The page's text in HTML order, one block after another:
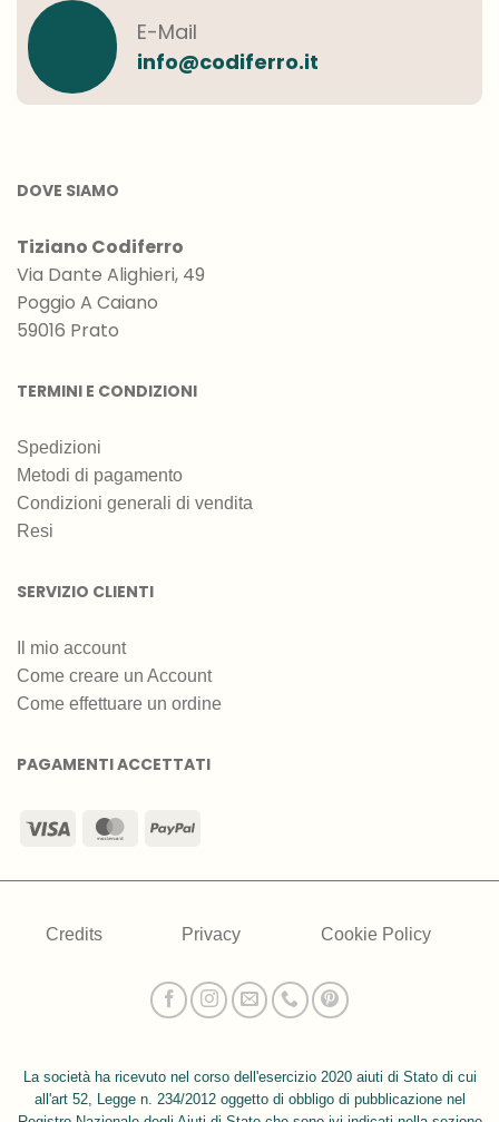
E-Mail
info@codiferro.it
DOVE SIAMO
Tiziano Codiferro
Via Dante Alighieri, 49
Poggio A Caiano
59016 Prato
TERMINI E CONDIZIONI
Spedizioni
Metodi di pagamento
Condizioni generali di vendita
Resi
SERVIZIO CLIENTI
Il mio account
Come creare un Account
Come effettuare un ordine
PAGAMENTI ACCETTATI
Visa MasterCardPayPal
Credits Privacy Cookie Policy
La società ha ricevuto nel corso dell'esercizio 2020 aiuti di Stato di cui
all'art 52, Legge n. 234/2012 oggetto di obbligo di pubblicazione nel